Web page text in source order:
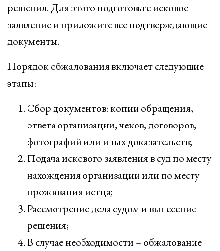
решения. Для этого подготовьте исковое
заявление и приложите все подтверждающие
документы.
Порядок обжалования включает следующие
этапы:
Сбор документов: копии обращения,
ответа организации, чеков, договоров,
фотографий или иных доказательств;
Подача искового заявления в суд по месту
нахождения организации или по месту
проживания истца;
Рассмотрение дела судом и вынесение
решения;
В случае необходимости – обжалование